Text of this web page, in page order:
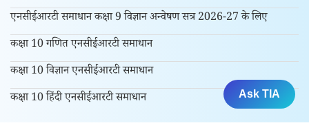
एनसीईआरटी समाधान कक्षा 9 विज्ञान अन्वेषण सत्र 2026-27 के लिए
कक्षा 10 गणित एनसीईआरटी समाधान
कक्षा 10 विज्ञान एनसीईआरटी समाधान
कक्षा 10 हिंदी एनसीईआरटी समाधान
Ask TIA